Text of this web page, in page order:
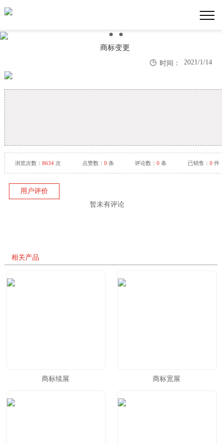
● ●
商标变更
 时间： 2021/1/14
浏览次数： 8634次 点赞数： 0 条 评论数：0 条 已销售： 0 件
用户评价
暂未有评论
相关产品
商标续展 商标宽展